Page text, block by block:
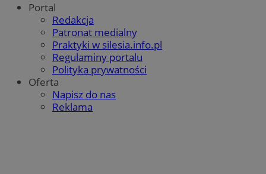
Portal
Redakcja
Patronat medialny
Praktyki w silesia.info.pl
Regulaminy portalu
Polityka prywatności
Oferta
Napisz do nas
Reklama